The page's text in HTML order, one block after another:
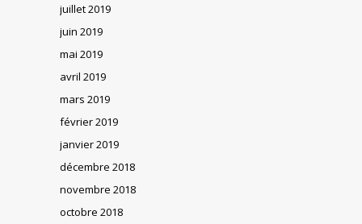
juillet 2019
juin 2019
mai 2019
avril 2019
mars 2019
février 2019
janvier 2019
décembre 2018
novembre 2018
octobre 2018